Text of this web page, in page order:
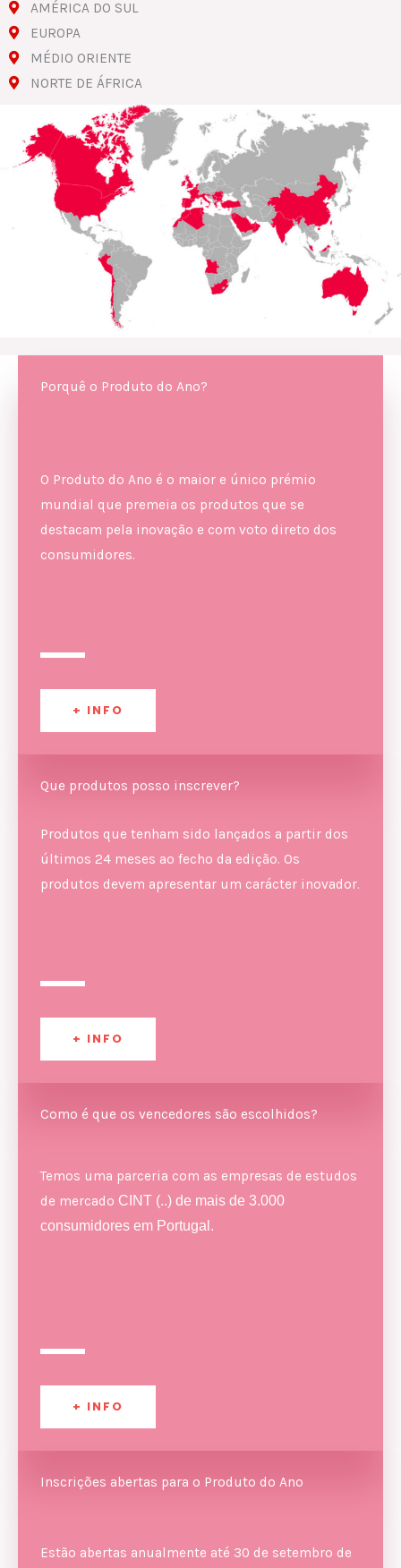
AMÉRICA DO SUL
EUROPA
MÉDIO ORIENTE
NORTE DE ÁFRICA
Porquê o Produto do Ano?
O Produto do Ano é o maior e único prémio
mundial que premeia os produtos que se
destacam pela inovação e com voto direto dos
consumidores.
+ INFO
Que produtos posso inscrever?
Produtos que tenham sido lançados a partir dos
últimos 24 meses ao fecho da edição. Os
produtos devem apresentar um carácter inovador.
+ INFO
Como é que os vencedores são escolhidos?
Temos uma parceria com as empresas de estudos
de mercado CINT (..) de mais de 3.000
consumidores em Portugal.
+ INFO
Inscrições abertas para o Produto do Ano
Estão abertas anualmente até 30 de setembro de